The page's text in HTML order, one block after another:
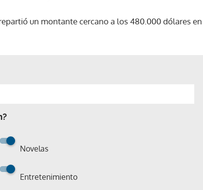
un montante cercano a los 480.000 dólares en
Novelas
Entretenimiento